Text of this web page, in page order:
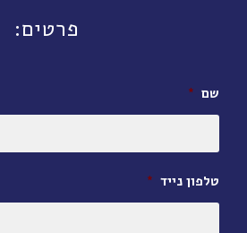
פרטים:
שם *
טלפון נייד *